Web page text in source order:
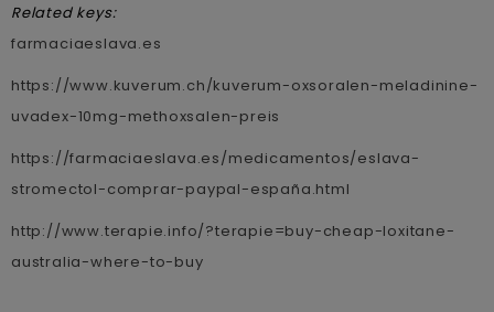
Related keys:
farmaciaeslava.es
https://www.kuverum.ch/kuverum-oxsoralen-meladinine-
uvadex-10mg-methoxsalen-preis
https://farmaciaeslava.es/medicamentos/eslava-
stromectol-comprar-paypal-españa.html
http://www.terapie.info/?terapie=buy-cheap-loxitane-
australia-where-to-buy